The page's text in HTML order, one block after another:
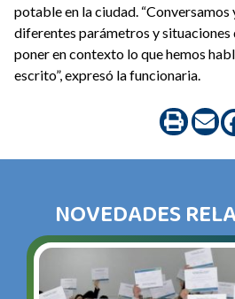
potable en la ciudad.
diferentes parámetros y situaciones
poner en contexto lo que hemos
escrito”, expresó la funcionaria.
NOVEDADES